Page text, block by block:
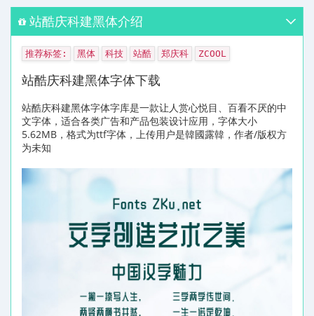
站酷庆科建黑体介绍
推荐标签: 黑体 科技 站酷 郑庆科 ZCOOL
站酷庆科建黑体字体下载
站酷庆科建黑体字体字库是一款让人赏心悦目、百看不厌的中
文字体，适合各类广告和产品包装设计应用，字体大小
5.62MB，格式为ttf字体，上传用户是韓國露韓，作者/版权方
为未知